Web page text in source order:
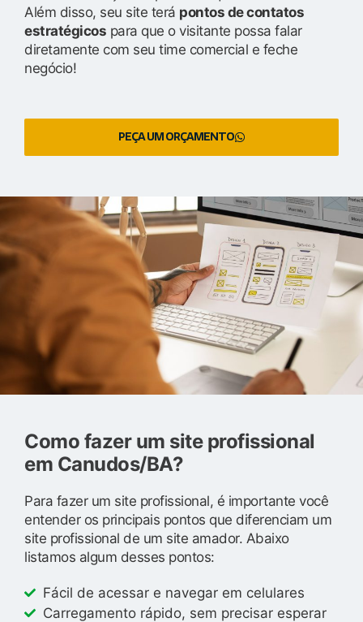
Além disso, seu site terá pontos de contatos
estratégicos para que o visitante possa falar
diretamente com seu time comercial e feche
negócio!
PEÇA UM ORÇAMENTO
Como fazer um site profissional
em Canudos/BA?
Para fazer um site profissional, é importante você
entender os principais pontos que diferenciam um
site profissional de um site amador. Abaixo
listamos algum desses pontos:
Fácil de acessar e navegar em celulares
Carregamento rápido, sem precisar esperar